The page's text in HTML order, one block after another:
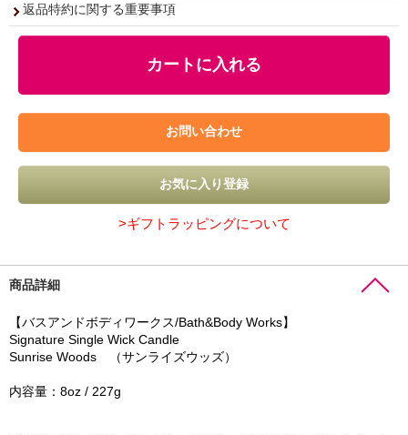
返品特約に関する重要事項
>ギフトラッピングについて
商品詳細
【バスアンドボディワークス/Bath&Body Works】
Signature Single Wick Candle
Sunrise Woods （サンライズウッズ）
内容量：8oz / 227g